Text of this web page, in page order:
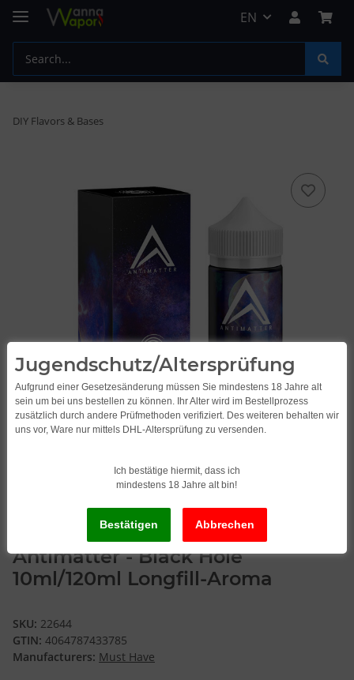
EN
DIY Flavors & Bases
Antimatter - Black Hole
10ml/120ml Longfill-Aroma
SKU: 22644
GTIN: 4064787433785
Manufacturers: Must Have
Jugendschutz/Altersprüfung
Aufgrund einer Gesetzesänderung müssen Sie mindestens 18 Jahre alt
sein um bei uns bestellen zu können. Ihr Alter wird im Bestellprozess
zusätzlich durch andere Prüfmethoden verifiziert. Des weiteren behalten wir
uns vor, Ware nur mittels DHL-Altersprüfung zu versenden.
Ich bestätige hiermit, dass ich
mindestens 18 Jahre alt bin!